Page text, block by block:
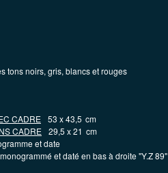
tons noirs, gris, blancs et rouges
CADRE 53 x 43,5 cm
CADRE 29,5 x 21 cm
et date
monogrammé et daté en bas à droite "Y.Z 89"